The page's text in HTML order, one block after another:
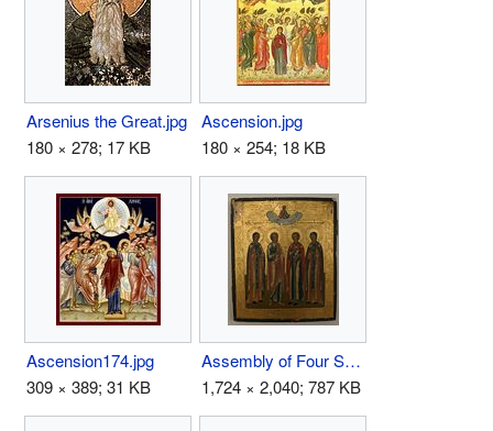
Arsenius the Great.jpg
180 × 278; 17 KB
Ascension.jpg
180 × 254; 18 KB
Ascension174.jpg
309 × 389; 31 KB
Assembly of Four Saints.jpg
1,724 × 2,040; 787 KB